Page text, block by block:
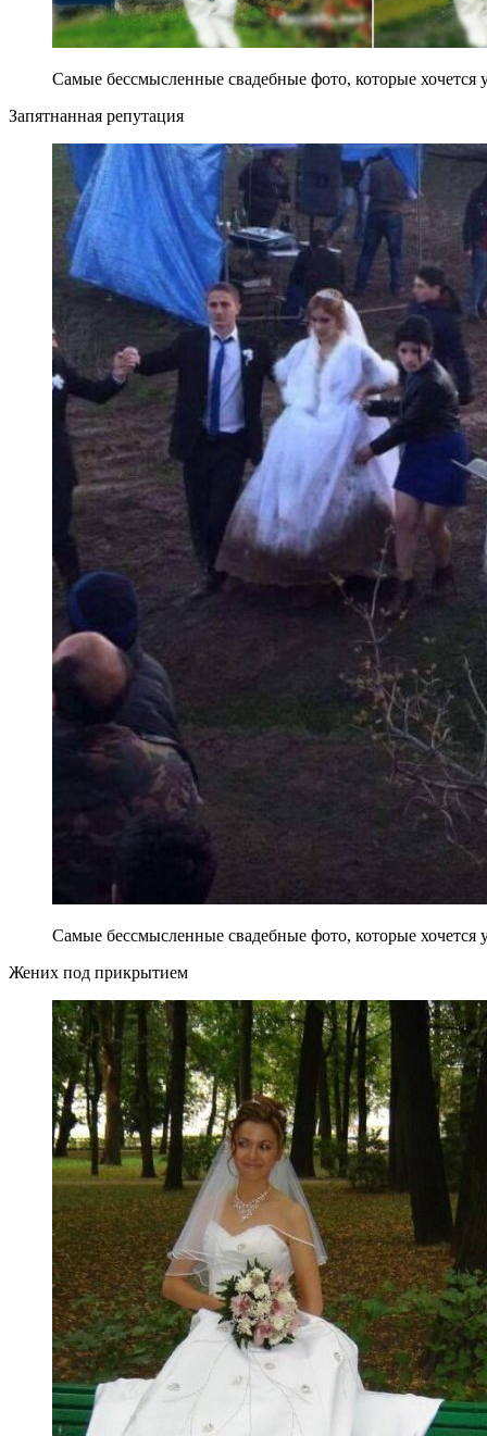
Самые бессмысленные свадебные фото, которые хочется
Запятнанная репутация
Самые бессмысленные свадебные фото, которые хочется
Жених под прикрытием